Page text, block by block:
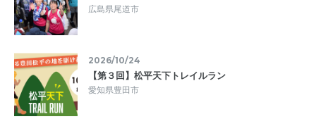
広島県尾道市
2026/10/24
【第３回】松平天下トレイルラン
愛知県豊田市